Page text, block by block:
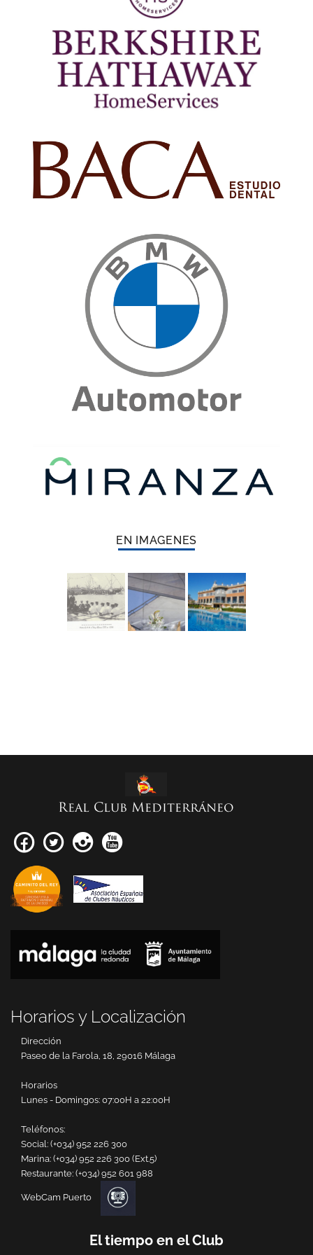
EN IMAGENES
Real Club Mediterráneo
Horarios y Localización
Dirección
Paseo de la Farola, 18, 29016 Málaga
Horarios
Lunes - Domingos: 07:00H a 22:00H
Teléfonos:
Social: (+034) 952 226 300
Marina: (+034) 952 226 300 (Ext.5)
Restaurante: (+034) 952 601 988
WebCam Puerto
El tiempo en el Club